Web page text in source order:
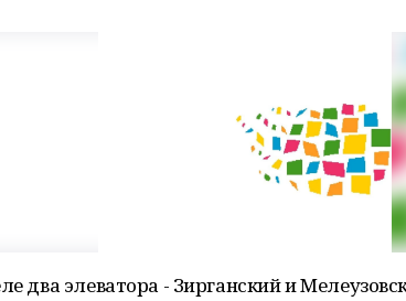
два элеватора - Зирганский и